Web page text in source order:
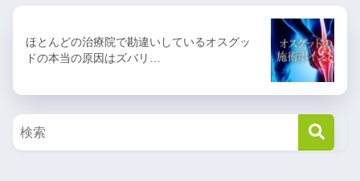
ほとんどの治療院で勘違いしているオスグッ
ドの本当の原因はズバリ…